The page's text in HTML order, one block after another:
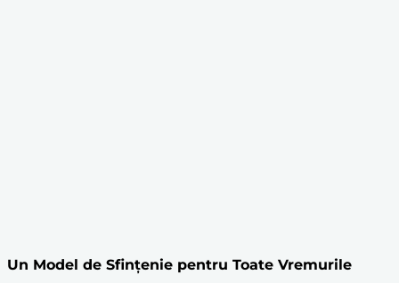
Un Model de Sfințenie pentru Toate Vremurile